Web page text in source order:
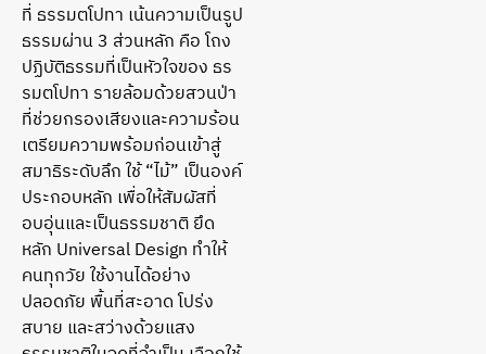
ที่ ธรรมตโปทา เน้นความเป็นรูป
ธรรมผ่าน 3 ส่วนหลัก คือ โถง
ปฏิบัติธรรมที่เป็นหัวใจของ ธร
รมตโปทา รายล้อมด้วยสวนป่า
ที่ช่วยกรองเสียงและความร้อน
เตรียมความพร้อมก่อนเข้าสู่
สมาธิระดับลึก ใช้ “ไม้” เป็นองค์
ประกอบหลัก เพื่อให้สัมผัสที่
อบอุ่นและเป็นธรรมชาติ ยึด
หลัก Universal Design ทำให้
คนทุกวัย ใช้งานได้อย่าง
ปลอดภัย พื้นที่สะอาด โปร่ง
สบาย และสว่างด้วยแสง